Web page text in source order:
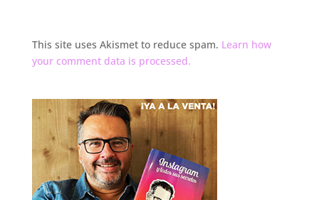
This site uses Akismet to reduce spam. Learn how
your comment data is processed.